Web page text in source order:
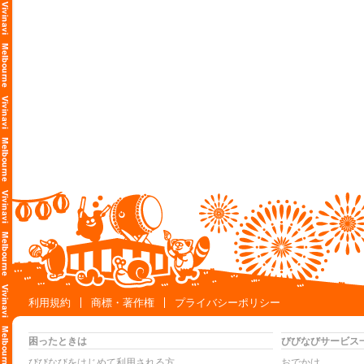
利用規約
商標・著作権 プライバシーポリシー
困ったときは
びびなびサービス